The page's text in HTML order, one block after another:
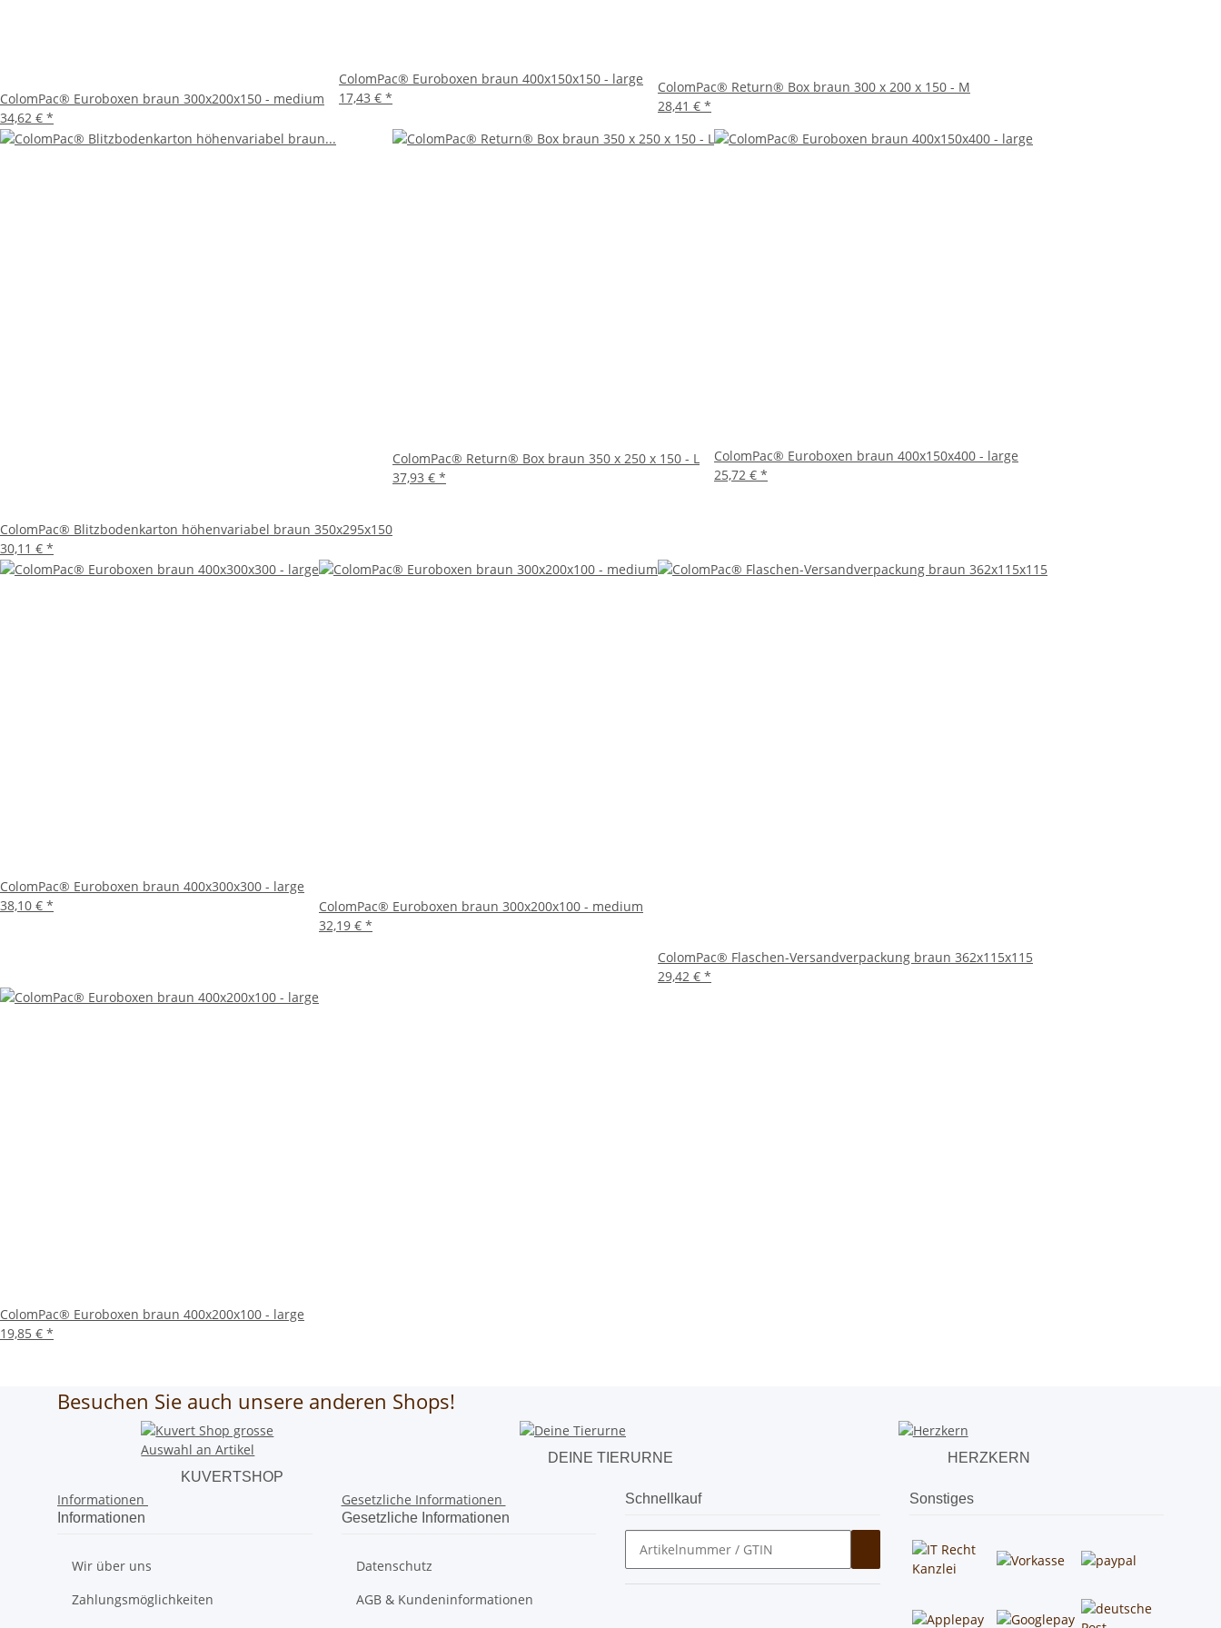
ColomPac® Euroboxen braun 300x200x150 - medium
34,62 € *
ColomPac® Euroboxen braun 400x150x150 - large
17,43 € *
ColomPac® Return® Box braun 300 x 200 x 150 - M
28,41 € *
ColomPac® Blitzbodenkarton höhenvariabel braun 350x295x150
30,11 € *
ColomPac® Return® Box braun 350 x 250 x 150 - L
37,93 € *
ColomPac® Euroboxen braun 400x150x400 - large
25,72 € *
ColomPac® Euroboxen braun 400x300x300 - large
38,10 € *
ColomPac® Euroboxen braun 300x200x100 - medium
32,19 € *
ColomPac® Flaschen-Versandverpackung braun 362x115x115
29,42 € *
ColomPac® Euroboxen braun 400x200x100 - large
19,85 € *
Besuchen Sie auch unsere anderen Shops!
KUVERTSHOP
DEINE TIERURNE HERZKERN
Informationen
Informationen
Wir über uns
Zahlungsmöglichkeiten
Gesetzliche Informationen
Gesetzliche Informationen
Datenschutz
AGB & Kundeninformationen
Schnellkauf Sonstiges